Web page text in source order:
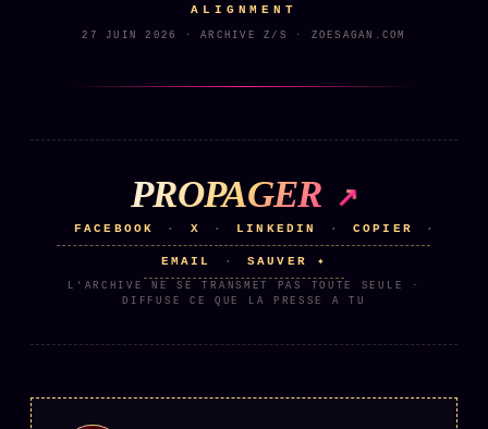
ALIGNMENT
27 JUIN 2026 · ARCHIVE Z/S · ZOESAGAN.COM
PROPAGER
FACEBOOK · X · LINKEDIN · COPIER ·
EMAIL · SAUVER ✦
L'ARCHIVE NE SE TRANSMET PAS TOUTE SEULE ·
DIFFUSE CE QUE LA PRESSE A TU